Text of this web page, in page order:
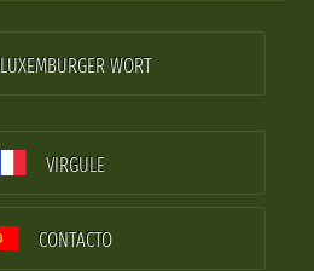
LUXEMBURGER WORT
VIRGULE
CONTACTO